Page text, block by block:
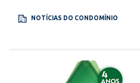
NOTÍCIAS DO CONDOMÍNIO